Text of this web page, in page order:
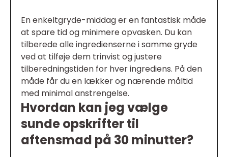
En enkeltgryde-middag er en fantastisk måde
at spare tid og minimere opvasken. Du kan
tilberede alle ingredienserne i samme gryde
ved at tilføje dem trinvist og justere
tilberedningstiden for hver ingrediens. På den
måde får du en lækker og nærende måltid
med minimal anstrengelse.
Hvordan kan jeg vælge
sunde opskrifter til
aftensmad på 30 minutter?